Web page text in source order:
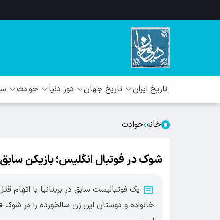
تاریخ ایران تاریخ جهان دور دنیا حوادث
خانه حوادث
شوک در فوتبال انگلیس؛ بازیکن
یک فوتبالیست سابق در بریتانیا با اتهام
خانواده و دوستان این زن سالخورده را در شوک